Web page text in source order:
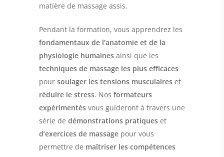
matière de massage assis.
Pendant la formation, vous apprendrez les
fondamentaux de l’anatomie et de la
physiologie humainesainsi que les
techniques de massage les plus efficaces
pour soulager les tensions musculaireset
réduire le stress. Nos formateurs
expérimentésvous guideront à travers une
série de démonstrations pratiqueset
d’exercices de massagepour vous
permettre de maîtriser les compétences